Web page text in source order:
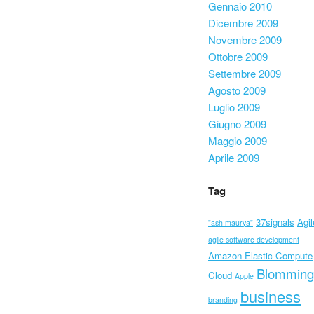
Gennaio 2010
Dicembre 2009
Novembre 2009
Ottobre 2009
Settembre 2009
Agosto 2009
Luglio 2009
Giugno 2009
Maggio 2009
Aprile 2009
Tag
"ash maurya" 37signals
agile software development
Amazon Elastic Compute
Cloud Apple Blomming
branding business